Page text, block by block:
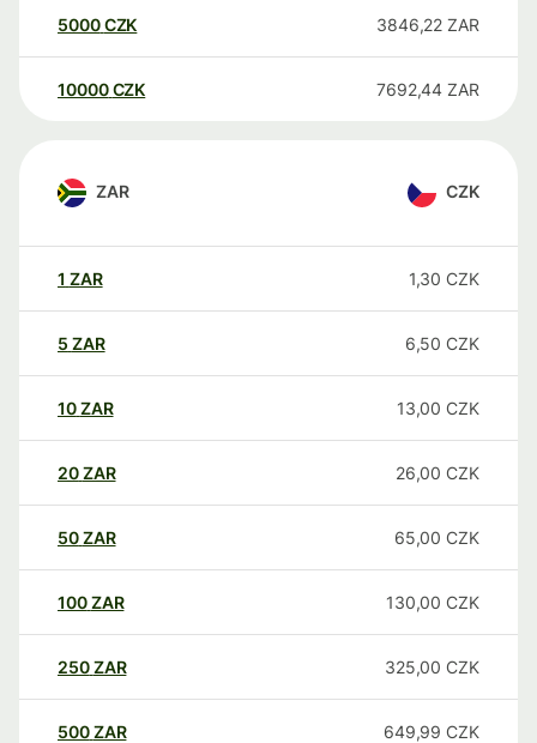
5000CZK 3846,22 ZAR
10000 CZK 7692,44 ZAR
ZAR CZK
1 ZAR 1,30 CZK
5 ZAR 6,50 CZK
10ZAR 13,00 CZK
20ZAR 26,00 CZK
50ZAR 65,00 CZK
100ZAR 130,00 CZK
250ZAR 325,00 CZK
500ZAR 649,99 CZK